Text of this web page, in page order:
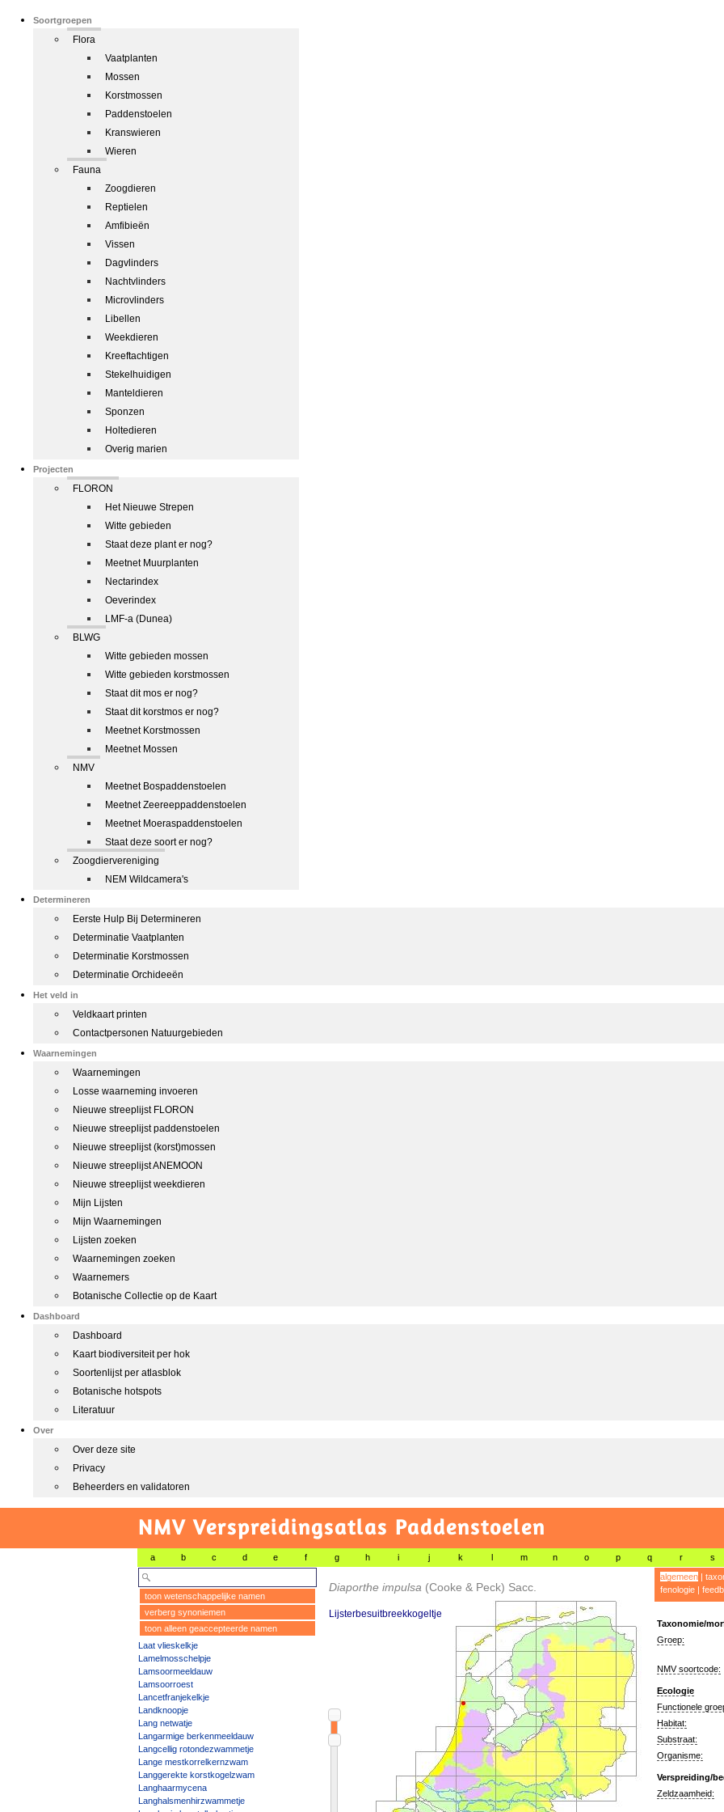
Soortgroepen
Flora
Vaatplanten
Mossen
Korstmossen
Paddenstoelen
Kranswieren
Wieren
Fauna
Zoogdieren
Reptielen
Amfibieën
Vissen
Dagvlinders
Nachtvlinders
Microvlinders
Libellen
Weekdieren
Kreeftachtigen
Stekelhuidigen
Manteldieren
Sponzen
Holtedieren
Overig marien
Projecten
FLORON
Het Nieuwe Strepen
Witte gebieden
Staat deze plant er nog?
Meetnet Muurplanten
Nectarindex
Oeverindex
LMF-a (Dunea)
BLWG
Witte gebieden mossen
Witte gebieden korstmossen
Staat dit mos er nog?
Staat dit korstmos er nog?
Meetnet Korstmossen
Meetnet Mossen
NMV
Meetnet Bospaddenstoelen
Meetnet Zeereeppaddenstoelen
Meetnet Moeraspaddenstoelen
Staat deze soort er nog?
Zoogdiervereniging
NEM Wildcamera's
Determineren
Eerste Hulp Bij Determineren
Determinatie Vaatplanten
Determinatie Korstmossen
Determinatie Orchideeën
Het veld in
Veldkaart printen
Contactpersonen Natuurgebieden
Waarnemingen
Waarnemingen
Losse waarneming invoeren
Nieuwe streeplijst FLORON
Nieuwe streeplijst paddenstoelen
Nieuwe streeplijst (korst)mossen
Nieuwe streeplijst ANEMOON
Nieuwe streeplijst weekdieren
Mijn Lijsten
Mijn Waarnemingen
Lijsten zoeken
Waarnemingen zoeken
Waarnemers
Botanische Collectie op de Kaart
Dashboard
Dashboard
Kaart biodiversiteit per hok
Soortenlijst per atlasblok
Botanische hotspots
Literatuur
Over
Over deze site
Privacy
Beheerders en validatoren
NMV Verspreidingsatlas Paddenstoelen
a b c d e f g h i j k l m n o p q r s
toon wetenschappelijke namen
verberg synoniemen
toon alleen geaccepteerde namen
Laat vlieskelkje
Lamelmosschelpje
Lamsoormeeldauw
Lamsoorroest
Lancetfranjekelkje
Landknoopje
Lang netwatje
Langarmige berkenmeeldauw
Langcellig rotondezwammetje
Lange mestkorrelkernzwam
Langgerekte korstkogelzwam
Langhaarmycena
Langhalsmenhirzwammetje
Diaporthe impulsa (Cooke & Peck) Sacc.
Lijsterbesuitbreekkogeltje
algemeen|
fenologie|
Taxonomie/
Groep:
NMV soortcode:
Ecologie
Functionele
Habitat:
Substraat:
Organisme:
Verspreiding/
Zeldzaamheid: